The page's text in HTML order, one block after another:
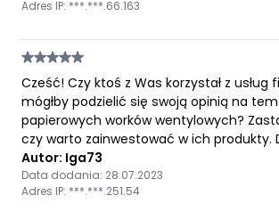
Adres IP: ***.***.66.163
Cześć! Czy ktoś z Was korzystał z usług
mógłby podzielić się swoją opinią na
papierowych worków wentylowych?
czy warto zainwestować w ich produkty.
Autor: Iga73
Data dodania: 28.07.2023
Adres IP: ***.***.251.54